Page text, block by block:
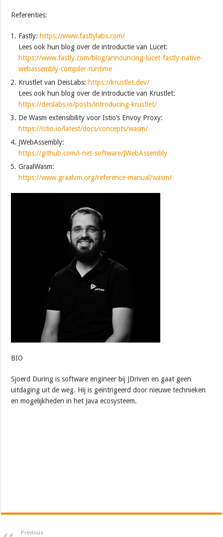
Referenties:
Fastly: https://www.fastlylabs.com/
Lees ook hun blog over de introductie van Lucet:
https://www.fastly.com/blog/announcing-lucet-fastly-native-
webassembly-compiler-runtime
Krustlet van DeisLabs: https://krustlet.dev/
Lees ook hun blog over de introductie van Krustlet:
https://deislabs.io/posts/introducing-krustlet/
De Wasm extensibility voor Istio’s Envoy Proxy:
https://istio.io/latest/docs/concepts/wasm/
JWebAssembly:
https://github.com/i-net-software/JWebAssembly
GraalWasm:
https://www.graalvm.org/reference-manual/wasm/
BIO
Sjoerd During is software engineer bij JDriven en gaat geen
uitdaging uit de weg. Hij is geïntrigeerd door nieuwe technieken
en mogelijkheden in het Java ecosysteem.
Previous